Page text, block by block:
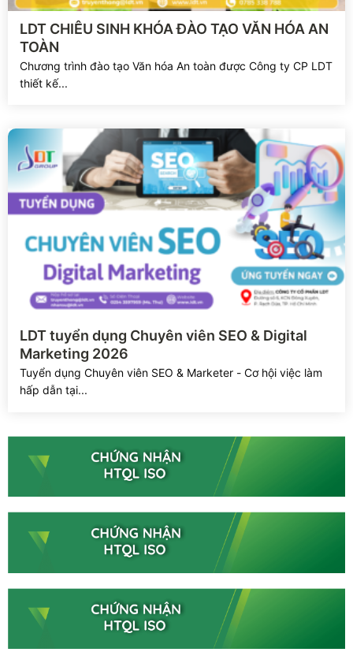
Xem chi tiết
LDT CHIÊU SINH KHÓA ĐÀO TẠO VĂN HÓA AN
TOÀN
Chương trình đào tạo Văn hóa An toàn được Công ty CP LDT
thiết kế...
Xem chi tiết
LDT tuyển dụng Chuyên viên SEO & Digital
Marketing 2026
Tuyển dụng Chuyên viên SEO & Marketer - Cơ hội việc làm
hấp dẫn tại...